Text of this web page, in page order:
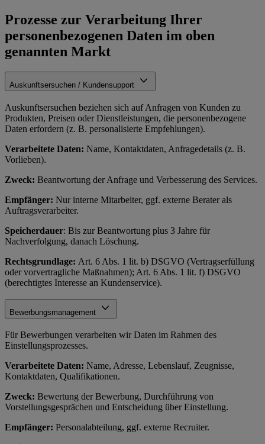
Prozesse zur Verarbeitung Ihrer
personenbezogenen Daten im oben
genannten Markt
Auskunftsersuchen / Kundensupport
Auskunftsersuchen beziehen sich auf Anfragen von Kunden zu
Produkten, Preisen oder Dienstleistungen, die personenbezogene
Daten erfordern (z. B. personalisierte Empfehlungen).
Verarbeitete Daten: Name, Kontaktdaten, Anfragedetails (z. B.
Vorlieben).
Zweck: Beantwortung der Anfrage und Verbesserung des Services.
Empfänger: Nur interne Mitarbeiter, ggf. externe Berater als
Auftragsverarbeiter.
Speicherdauer: Bis zur Beantwortung plus 3 Jahre für
Nachverfolgung, danach Löschung.
Rechtsgrundlage: Art. 6 Abs. 1 lit. b) DSGVO (Vertragserfüllung
oder vorvertragliche Maßnahmen); Art. 6 Abs. 1 lit. f) DSGVO
(berechtigtes Interesse an Kundenservice).
Bewerbungsmanagement
Für Bewerbungen verarbeiten wir Daten im Rahmen des
Einstellungsprozesses.
Verarbeitete Daten: Name, Adresse, Lebenslauf, Zeugnisse,
Kontaktdaten, Qualifikationen.
Zweck: Bewertung der Bewerbung, Durchführung von
Vorstellungsgesprächen und Entscheidung über Einstellung.
Empfänger: Personalabteilung, ggf. externe Recruiter.